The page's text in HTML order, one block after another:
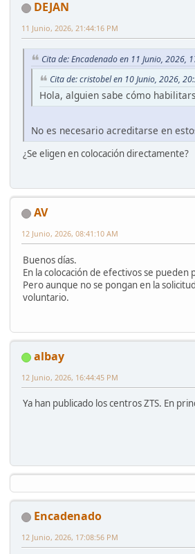
DEJAN
11 Junio, 2026, 21:44:16 PM
Cita de: Encadenado en 11 Junio, 2026,
Cita de: cristobel en 10 Junio, 2026,
Hola, alguien sabe cómo
No es necesario acreditarse en
¿Se eligen en colocación directamente?
AV
12 Junio, 2026, 08:41:10 AM
Buenos días.
En la colocación de efectivos se
Pero aunque no se pongan en la
voluntario.
albay
12 Junio, 2026, 16:44:45 PM
Ya han publicado los centros ZTS. En
Encadenado
12 Junio, 2026, 17:08:56 PM